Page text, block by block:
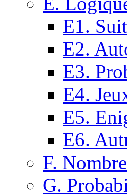
E1.
E2.
E3.
E4.
E5.
E6.
F.
G.